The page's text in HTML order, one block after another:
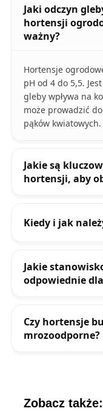
Jaki odczyn
hortensji
ważny?
Hortensje
pH od 4 do 5,5.
gleby wpływa na
może prowadzić
pąków kwiatowych.
Jakie są
hortensji, aby
Kiedy i jak
Jakie
odpowiednie
Czy hortensje
mrozoodporne?
Zobacz także: